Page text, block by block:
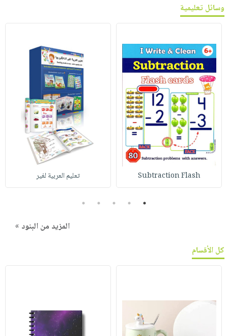
وسائل تعليمية
Subtraction Flash تعليم العربية لغير
1
2
3
4
5
المزيد من البنود »
كل الأقسام